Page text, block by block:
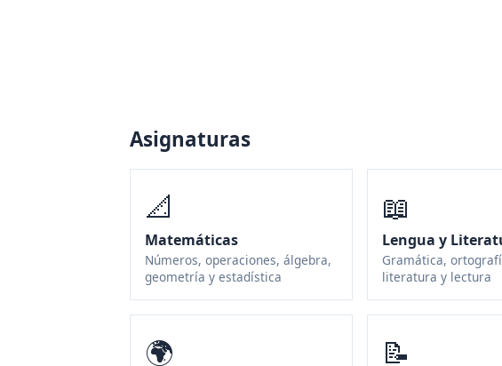
Asignaturas
📐
Matemáticas
Números, operaciones, álgebra,
geometría y estadística
📖
Lengua y
Gramática,
literatura y lectura
🌍 📝